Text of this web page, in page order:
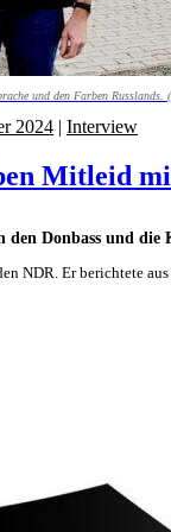
und den Farben Russlands.
Donbass und die
Mitleid
2024 | Interview
NDR. Er berichtete